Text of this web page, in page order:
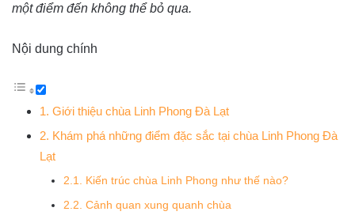
một điểm đến không thể bỏ qua.
Nội dung chính
1. Giới thiệu chùa Linh Phong Đà Lạt
2. Khám phá những điểm đặc sắc tại chùa Linh Phong Đà
Lạt
2.1. Kiến trúc chùa Linh Phong như thế nào?
2.2. Cảnh quan xung quanh chùa